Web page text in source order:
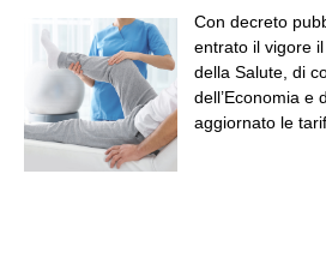
Con decreto
entrato il vigore
della Salute, di
dell’Economia e
aggiornato le